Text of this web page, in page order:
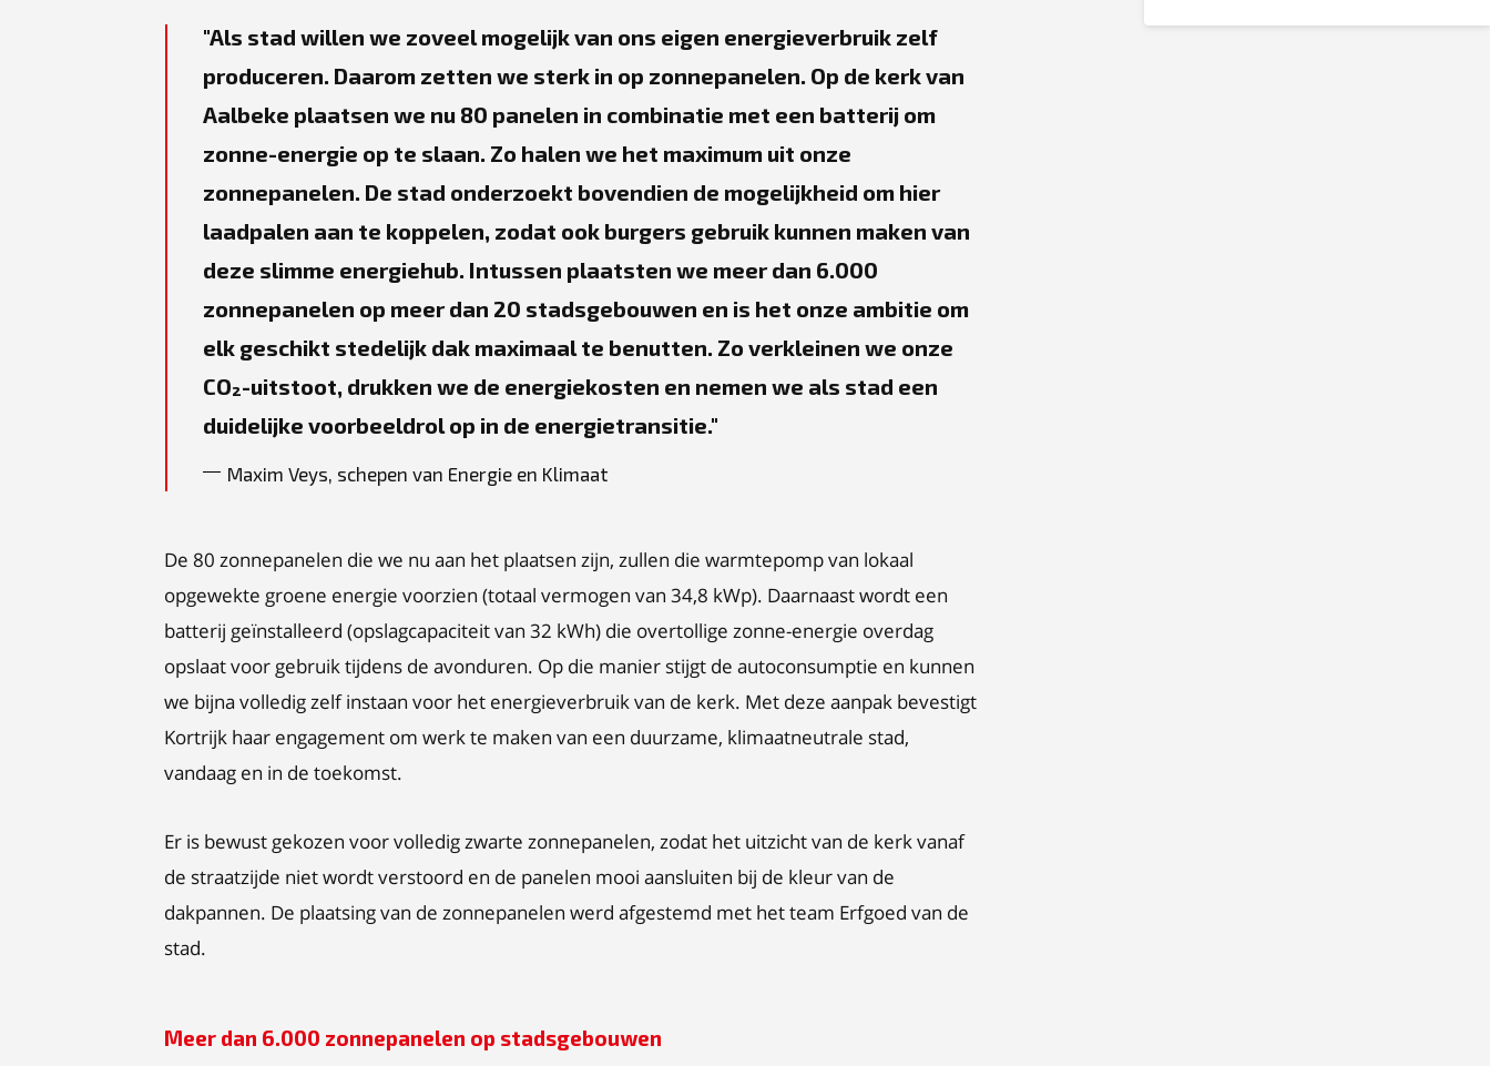
Als stad willen we zoveel mogelijk van ons eigen energieverbruik zelf
produceren. Daarom zetten we sterk in op zonnepanelen. Op de kerk van
Aalbeke plaatsen we nu 80 panelen in combinatie met een batterij om
zonne-energie op te slaan. Zo halen we het maximum uit onze
zonnepanelen. De stad onderzoekt bovendien de mogelijkheid om hier
laadpalen aan te koppelen, zodat ook burgers gebruik kunnen maken van
deze slimme energiehub. Intussen plaatsten we meer dan 6.000
zonnepanelen op meer dan 20 stadsgebouwen en is het onze ambitie om
elk geschikt stedelijk dak maximaal te benutten. Zo verkleinen we onze
CO₂-uitstoot, drukken we de energiekosten en nemen we als stad een
duidelijke voorbeeldrol op in de energietransitie.
Maxim Veys, schepen van Energie en Klimaat
De 80 zonnepanelen die we nu aan het plaatsen zijn, zullen die warmtepomp van lokaal
opgewekte groene energie voorzien (totaal vermogen van 34,8 kWp). Daarnaast wordt een
batterij geïnstalleerd (opslagcapaciteit van 32 kWh) die overtollige zonne-energie overdag
opslaat voor gebruik tijdens de avonduren. Op die manier stijgt de autoconsumptie en kunnen
we bijna volledig zelf instaan voor het energieverbruik van de kerk. Met deze aanpak bevestigt
Kortrijk haar engagement om werk te maken van een duurzame, klimaatneutrale stad,
vandaag en in de toekomst.
Er is bewust gekozen voor volledig zwarte zonnepanelen, zodat het uitzicht van de kerk vanaf
de straatzijde niet wordt verstoord en de panelen mooi aansluiten bij de kleur van de
dakpannen. De plaatsing van de zonnepanelen werd afgestemd met het team Erfgoed van de
stad.
Meer dan 6.000 zonnepanelen op stadsgebouwen